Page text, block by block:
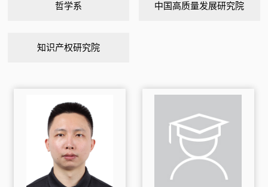
哲学系 中国高质量发展研究院
知识产权研究院